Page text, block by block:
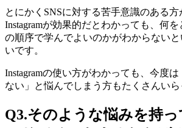
とにかくSNSに対する苦手意識のある
Instagramが効果的だとわかっても、 何を
の順序で学んでよいのかがわからない
いです。
Instagramの使い方がわかっても、今度
ない」と悩んでしまう方もたくさんいら
Q3.そのような悩みを持